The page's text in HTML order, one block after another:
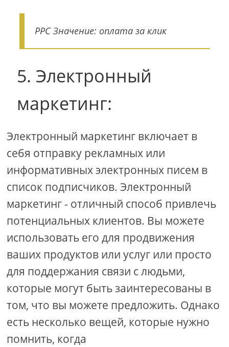
PPC Значение: оплата за клик
5. Электронный
маркетинг:
Электронный маркетинг включает в
себя отправку рекламных или
информативных электронных писем в
список подписчиков. Электронный
маркетинг - отличный способ привлечь
потенциальных клиентов. Вы можете
использовать его для продвижения
ваших продуктов или услуг или просто
для поддержания связи с людьми,
которые могут быть заинтересованы в
том, что вы можете предложить. Однако
есть несколько вещей, которые нужно
помнить, когда